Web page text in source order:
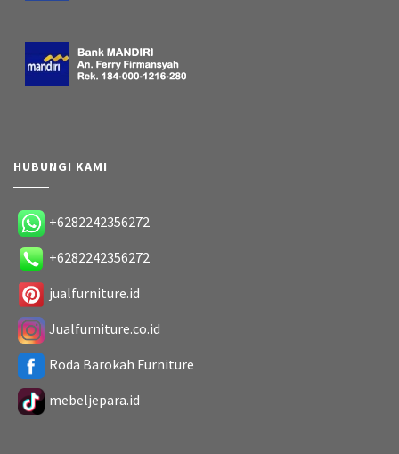
HUBUNGI KAMI
+6282242356272
+6282242356272
jualfurniture.id
Jualfurniture.co.id
Roda Barokah Furniture
mebeljepara.id